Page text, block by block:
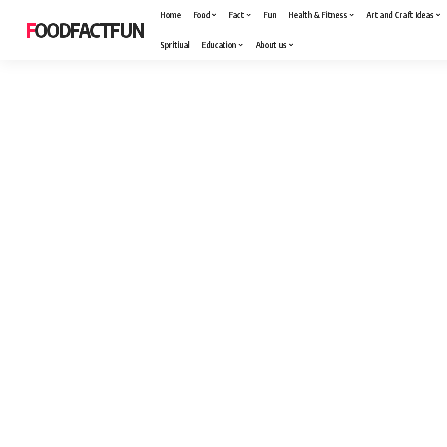
FOODFACTFUN
Home Food Fact Fun Health & Fitness Art and Craft Ideas
Spritiual Education About us